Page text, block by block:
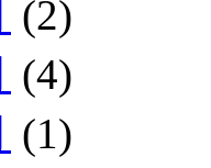
(2)
(4)
(1)